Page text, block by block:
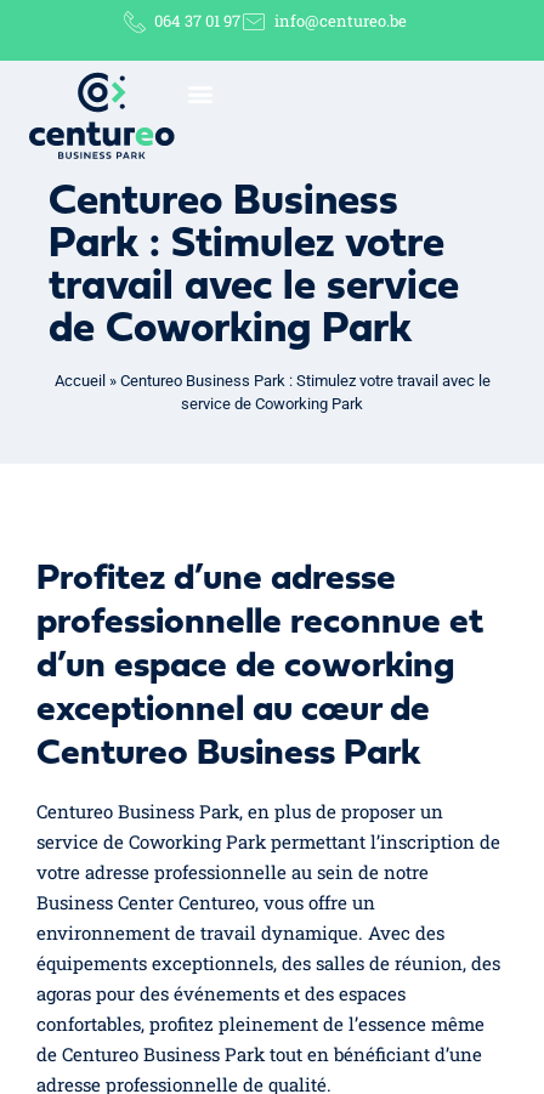
064 37 01 97 info@centureo.be
Centureo Business
Park : Stimulez votre
travail avec le service
de Coworking Park
Accueil » Centureo Business Park : Stimulez votre travail avec le
service de Coworking Park
Profitez d’une adresse
professionnelle reconnue et
d’un espace de coworking
exceptionnel au cœur de
Centureo Business Park
Centureo Business Park, en plus de proposer un
service de Coworking Park permettant l’inscription de
votre adresse professionnelle au sein de notre
Business Center Centureo, vous offre un
environnement de travail dynamique. Avec des
équipements exceptionnels, des salles de réunion, des
agoras pour des événements et des espaces
confortables, profitez pleinement de l’essence même
de Centureo Business Park tout en bénéficiant d’une
adresse professionnelle de qualité.